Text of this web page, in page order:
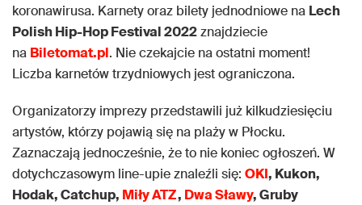
koronawirusa. Karnety oraz bilety jednodniowe na Lech
Polish Hip-Hop Festival 2022znajdziecie
na Biletomat.pl. Nie czekajcie na ostatni moment!
Liczba karnetów trzydniowych jest ograniczona.
Organizatorzy imprezy przedstawili już kilkudziesięciu
artystów, którzy pojawią się na plaży w Płocku.
Zaznaczają jednocześnie, że to nie koniec ogłoszeń. W
dotychczasowym line-upie znaleźli się: OKI, Kukon,
Hodak, Catchup, Miły ATZ, Dwa Sławy, Gruby